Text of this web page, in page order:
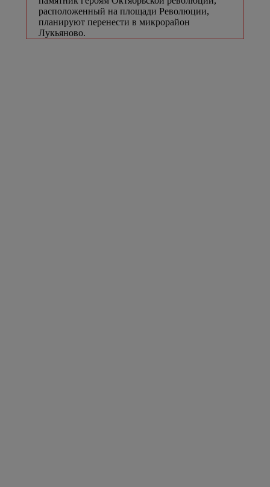
расположенный на площади Революции,
планируют перенести в микрорайон
Лукьяново.